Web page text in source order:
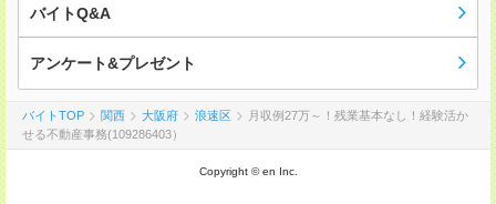
バイトQ&A
アンケート&プレゼント
バイトTOP 関西 大阪府 浪速区
月収例27万～！残業基本なし！経験活か
せる不動産事務(109286403）
Copyright © en Inc.